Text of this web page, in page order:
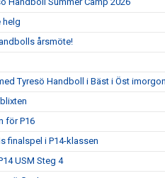
helg
årsmöte!
Tyresö Handboll i Bäst i Öst
för P16
finalspel i P14-klassen
USM Steg 4